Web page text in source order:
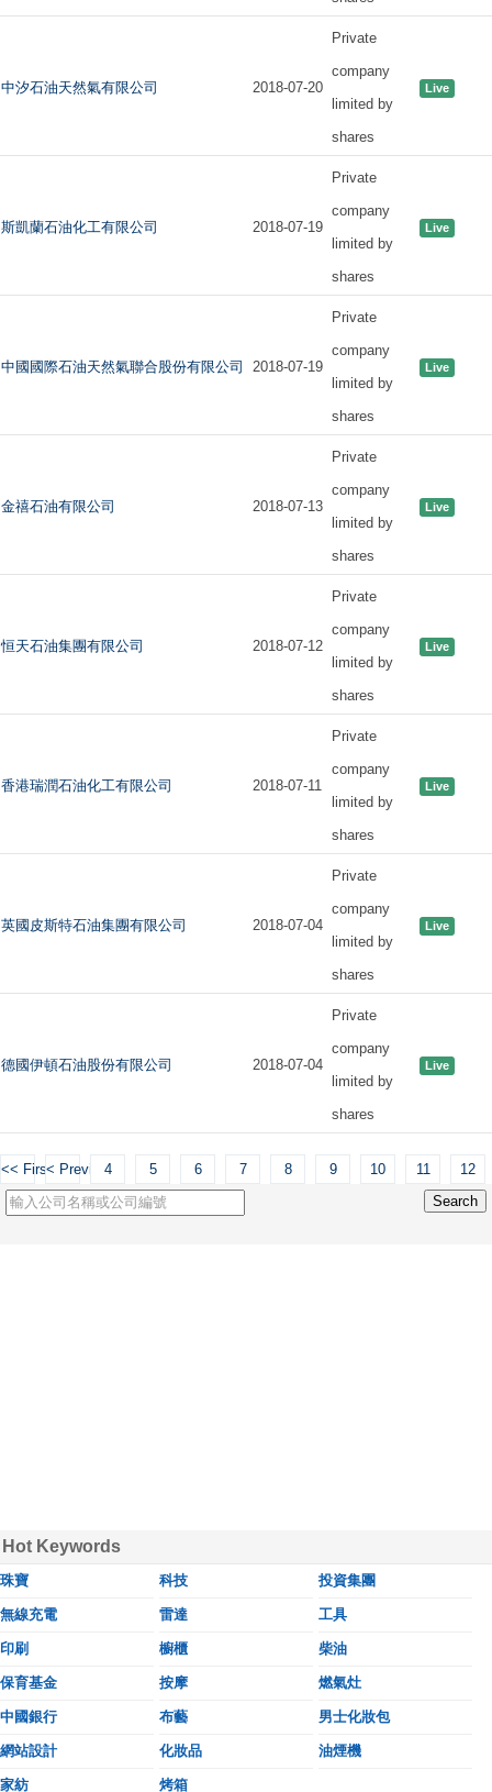
中汐石油天然氣有限公司 2018-07-20
Private
company
limited by
shares
Live
斯凱蘭石油化工有限公司 2018-07-19
Private
company
limited by
shares
Live
中國國際石油天然氣聯合股份有限公司 2018-07-19
Private
company
limited by
shares
Live
金禧石油有限公司 2018-07-13
Private
company
limited by
shares
Live
恒天石油集團有限公司 2018-07-12
Private
company
limited by
shares
Live
香港瑞潤石油化工有限公司 2018-07-11
Private
company
limited by
shares
Live
英國皮斯特石油集團有限公司 2018-07-04
Private
company
limited by
shares
Live
德國伊頓石油股份有限公司 2018-07-04
Private
company
limited by
shares
Live
<< First< Previous
4 5 6 7 8 9 10 11 12
Hot Keywords
珠寶 科技 投資集團
無線充電 雷達 工具
印刷 櫥櫃 柴油
保育基金 按摩 燃氣灶
中國銀行 布藝 男士化妝包
網站設計 化妝品 油煙機
家紡 烤箱